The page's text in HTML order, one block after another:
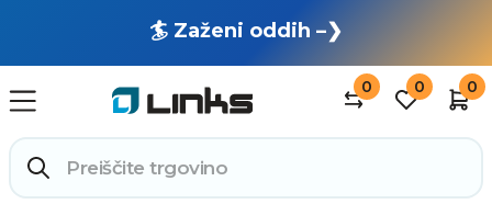
🏄 Zaženi oddih –❯
0 0 0